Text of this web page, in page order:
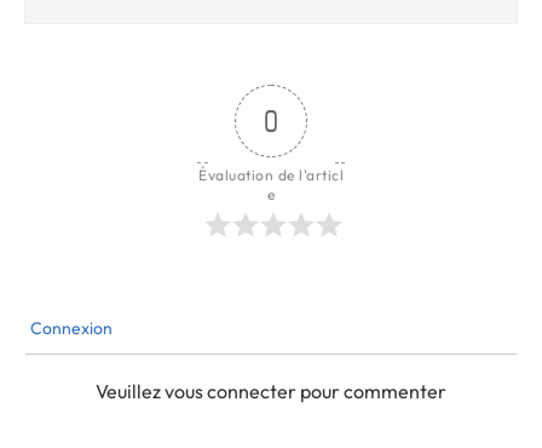
0
Évaluation de l'articl
e
Connexion
Veuillez vous connecter pour commenter